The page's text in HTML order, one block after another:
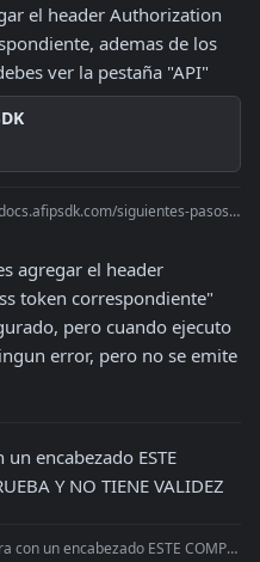
el header Authorization
ademas de los
ver la pestaña "API"
en el caso de n8n en las requests http debes agregar el header Authorization con el ac
agregar el header
token correspondiente"
pero cuando ejecuto
error, pero no se emite
encabezado ESTE
Y NO TIENE VALIDEZ
ESTE COMPROBANTE ES DE PRUEBA Y NO TIENE VALIDEZ